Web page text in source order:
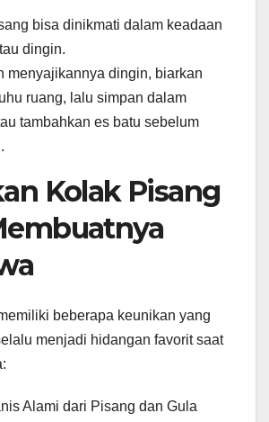
bisa dinikmati dalam keadaan
dingin.
menyajikannya dingin, biarkan
ruang, lalu simpan dalam
tambahkan es batu sebelum
Kolak Pisang
beberapa keunikan yang
menjadi hidangan favorit saat
Alami dari Pisang dan Gula